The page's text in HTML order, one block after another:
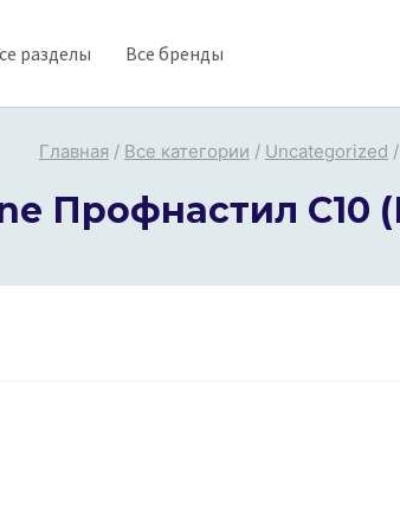
разделы Все бренды
Главная / Все категории / Uncategorized /
Профнастил С10